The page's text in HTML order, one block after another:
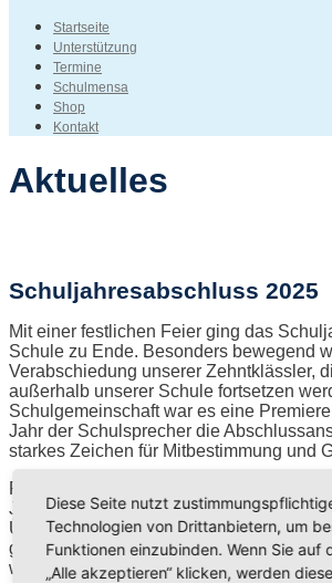
Startseite
Unterstützung
Termine
Schulmensa
Shop
Kontakt
Aktuelles
Schuljahresabschluss 2025
Mit einer festlichen Feier ging das
Schule zu Ende. Besonders bewegend
Verabschiedung unserer Zehntklässler,
außerhalb unserer Schule fortsetzen
Schulgemeinschaft war es eine
Jahr der Schulsprecher die
starkes Zeichen für Mitbestimmung und
Rückblickend dürfen wir dankbar sein für
Jahr. Trotz vieler Herausforderungen und
Überraschungen haben wir erlebt, wie
getragen und gestärkt hat. Mit Freude
wir nun in die Zukunft und auf das
Diese Seite nutzt
Technologien von Drittanbietern, um
Funktionen einzubinden. Wenn Sie auf
„Alle akzeptieren“ klicken, werden